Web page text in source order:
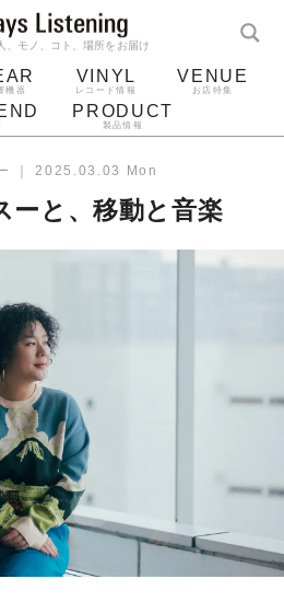
、モノ、コト、場所をお届け
機器
VINYL
レコード情報
VENUE
お店特集
PRODUCT
製品情報
アルバム
｜ 2025.03.03 Mon
ーと、移動と音楽